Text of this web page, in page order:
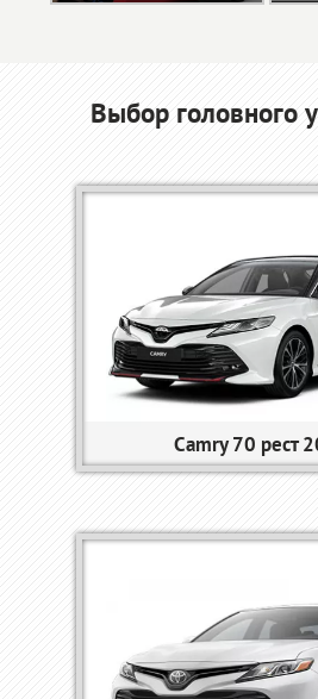
Выбор головного
Camry 70 рест